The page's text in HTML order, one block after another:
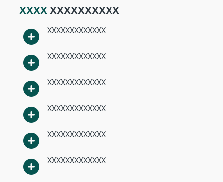
XXXX XXXXXXXXXX
XXXXXXXXXXXXX
XXXXXXXXXXXXX
XXXXXXXXXXXXX
XXXXXXXXXXXXX
XXXXXXXXXXXXX
XXXXXXXXXXXXX